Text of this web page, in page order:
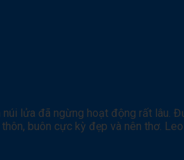
lửa đã ngừng hoạt động rất lâu.
buôn cực kỳ đẹp và nên thơ.